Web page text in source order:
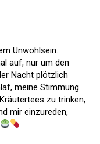
Unwohlsein.
auf, nur um den
Nacht plötzlich
meine Stimmung
zu trinken,
mir einzureden,